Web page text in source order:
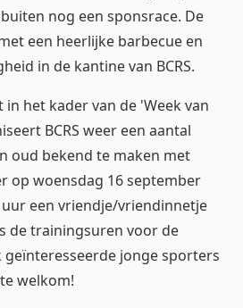
nog een sponsrace. De
een heerlijke barbecue en
in de kantine van BCRS.
in het kader van de 'Week van
BCRS weer een aantal
oud bekend te maken met
op woensdag 16 september
uur een vriendje/vriendinnetje
de trainingsuren voor de
jonge sporters
welkom!